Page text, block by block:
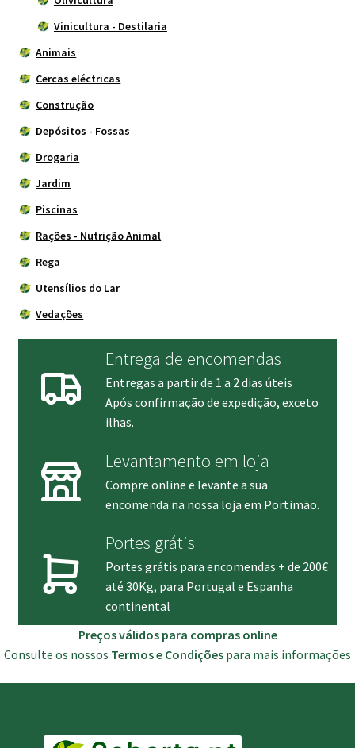
Vinicultura - Destilaria
Animais
Cercas eléctricas
Construção
Depósitos - Fossas
Drogaria
Jardim
Piscinas
Rações - Nutrição Animal
Rega
Utensílios do Lar
Vedações
Entrega de encomendas
Entregas a partir de 1 a 2 dias úteis
Após confirmação de expedição, exceto
ilhas.
Levantamento em loja
Compre online e levante a sua
encomenda na nossa loja em Portimão.
Portes grátis
Portes grátis para encomendas + de 200€
até 30Kg, para Portugal e Espanha
continental
Preços válidos para compras online
Consulte os nossos Termos e Condições para mais informações